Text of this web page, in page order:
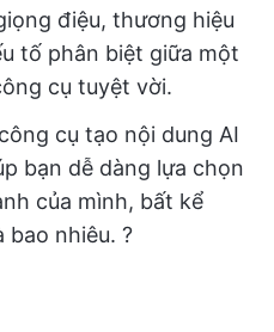
điệu, thương hiệu
tố phân biệt giữa một
cụ tuyệt vời.
cụ tạo nội dung AI
bạn dễ dàng lựa chọn
của mình, bất kể
bao nhiêu. ?